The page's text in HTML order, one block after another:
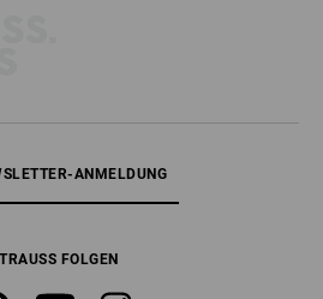
ANMELDUNG
FOLGEN